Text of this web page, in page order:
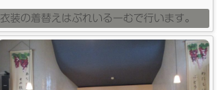
衣装の着替えはぷれいるーむで行います。